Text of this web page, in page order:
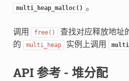
multi_heap_malloc() 。
调用 free()
查找对应释放地址
的
multi_heap 实例上调用
API 参考 - 堆分配